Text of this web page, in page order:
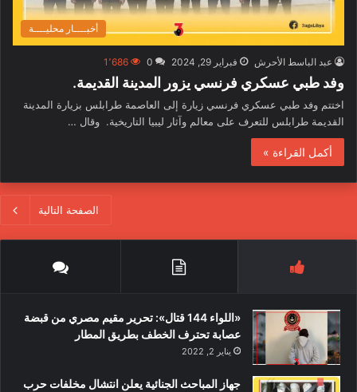
أخبــــار محليــــة
عبد الباسط الأحرش فبراير 29, 2024 0 1٬686
وفد طبي عسكري فرنسي يزور المدينة القديمة.
اختتم وفد طبي عسكري فرنسي زيارة إلى العاصمة طرابلس بزيارة المدينة
القديمة طرابلس للتعرف على معالم وآثار ليبيا التاريخية. وقال …
أكمل القراءة »
الصفحة التالية
«اللواء 144 قتال»: تحرير مقيم مصري من قبضة
عصابة تحترف الخطف بطريق المطار
يناير 2, 2022
جهاز المباحث الجنائية يعلن انتشال مخلفات حرب